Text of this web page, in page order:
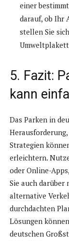
einer
darauf, ob Ihr
stellen Sie
5. Fazit:
kann
Das Parken in
Strategien
erleichtern.
oder Online-
Sie auch darüber
alternative
durchdachten
Lösungen
deutschen